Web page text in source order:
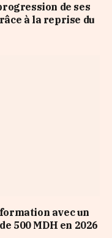
de ses
à la reprise du
avec un
500 MDH en 2026